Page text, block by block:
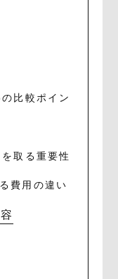
比較ポイン
取る重要性
費用の違い